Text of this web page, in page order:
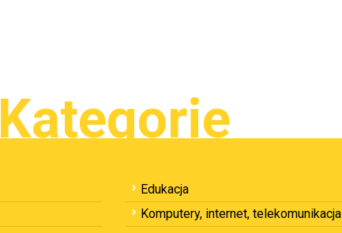
Kategorie
Edukacja
Komputery, internet, telekomunikacja